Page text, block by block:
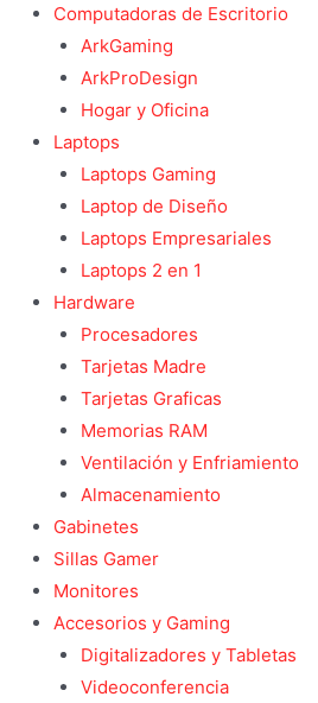
Computadoras de Escritorio
ArkGaming
ArkProDesign
Hogar y Oficina
Laptops
Laptops Gaming
Laptop de Diseño
Laptops Empresariales
Laptops 2 en 1
Hardware
Procesadores
Tarjetas Madre
Tarjetas Graficas
Memorias RAM
Ventilación y Enfriamiento
Almacenamiento
Gabinetes
Sillas Gamer
Monitores
Accesorios y Gaming
Digitalizadores y Tabletas
Videoconferencia